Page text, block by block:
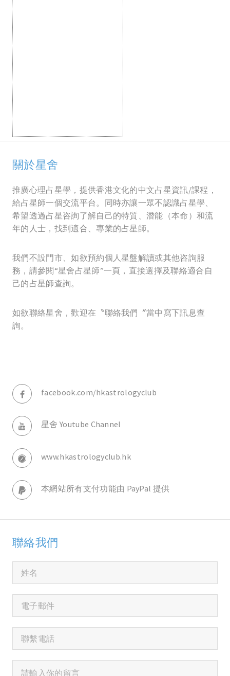
關於星舍
推廣心理占星學，提供香港文化的中文占星資訊/課程，
給占星師一個交流平台。同時亦讓一眾不認識占星學、
希望透過占星咨詢了解自己的特質、潛能（本命）和流
年的人士，找到適合、專業的占星師。
我們不設門市、如欲預約個人星盤解讀或其他咨詢服
務，請參閱“星舍占星師”一頁，直接選擇及聯絡適合自
己的占星師查詢。
如欲聯絡星舍，歡迎在〝聯絡我們〞當中寫下訊息查
詢。
facebook.com/hkastrologyclub
星舍 Youtube Channel
www.hkastrologyclub.hk
本網站所有支付功能由 PayPal 提供
聯絡我們